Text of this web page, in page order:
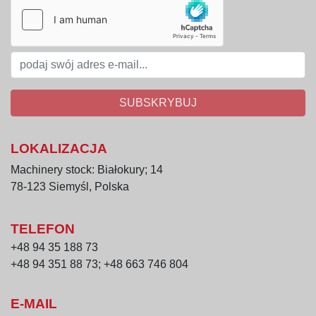
Zalety
Lekka, trwała konstrukcja aluminiowa
Efektywne odprowadzanie płynów dzięki
perforowanemu dnu
Łatwa w obsłudze i czyszczeniu
Powtarzalność i precyzja w produkcji bloków
SUBSKRYBUJ
LOKALIZACJA
Machinery stock: Białokury; 14
78-123 Siemyśl, Polska
TELEFON
+48 94 35 188 73
+48 94 351 88 73; +48 663 746 804
E-MAIL